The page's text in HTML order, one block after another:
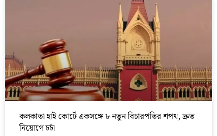
কলকাতা হাই কোর্টে একসঙ্গে ৮ নতুন বিচারপতির শপথ, দ্রুত
নিয়োগে চর্চা